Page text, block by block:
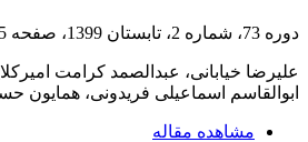
دوره 73، شماره 2، تابستان 1399، صفحه
علیرضا خیابانی، عبدالصمد کرامت
ابوالقاسم اسماعیلی فریدونی، همایون
مشاهده مقاله